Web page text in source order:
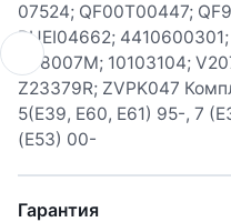
07524; QF00T00447;
RUEI04662; 4410600301;
808007M; 10103104;
Z23379R; ZVPK047
5(E39, E60, E61) 95-, 7
(E53) 00-
Гарантия